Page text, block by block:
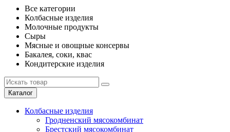
Все категории
Колбасные изделия
Молочные продукты
Сыры
Мясные и овощные консервы
Бакалея, соки, квас
Кондитерские изделия
Каталог
Колбасные изделия
Гродненский мясокомбинат
Брестский мясокомбинат